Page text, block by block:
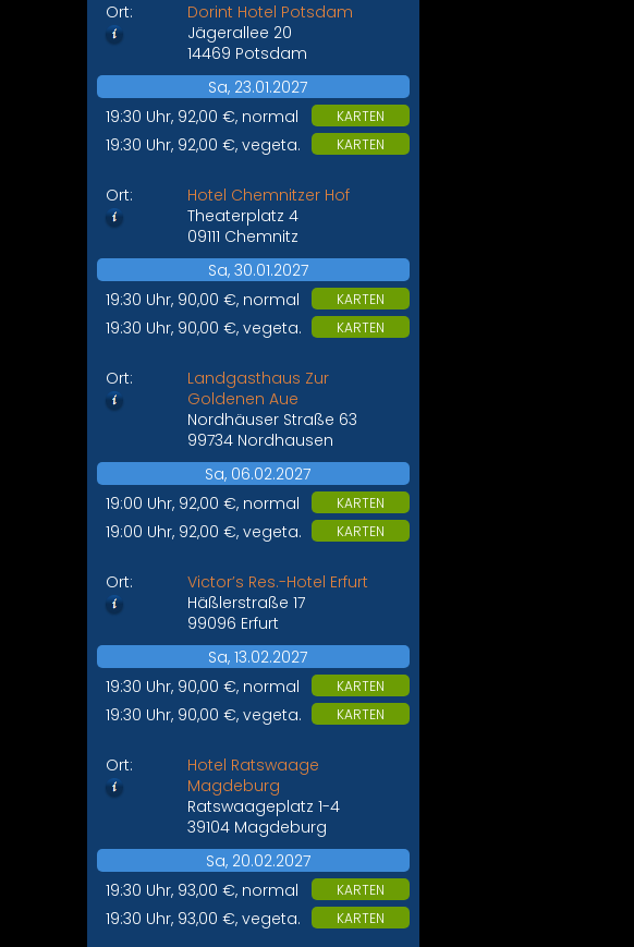
Ort:
Dorint Hotel Potsdam
Jägerallee 20
14469 Potsdam
Sa, 23.01.2027
19:30 Uhr, 92,00 €, normal
KARTEN
19:30 Uhr, 92,00 €, vegeta. KARTEN
Ort:
Hotel Chemnitzer Hof
Theaterplatz 4
09111 Chemnitz
Sa, 30.01.2027
19:30 Uhr, 90,00 €, normal
KARTEN
19:30 Uhr, 90,00 €, vegeta. KARTEN
Ort:
Landgasthaus Zur
Goldenen Aue
Nordhäuser Straße 63
99734 Nordhausen
Sa, 06.02.2027
19:00 Uhr, 92,00 €, normal
KARTEN
19:00 Uhr, 92,00 €, vegeta. KARTEN
Ort:
Victor’s Res.-Hotel Erfurt
Häßlerstraße 17
99096 Erfurt
Sa, 13.02.2027
19:30 Uhr, 90,00 €, normal
KARTEN
19:30 Uhr, 90,00 €, vegeta. KARTEN
Ort:
Hotel Ratswaage
Magdeburg
Ratswaageplatz 1-4
39104 Magdeburg
Sa, 20.02.2027
19:30 Uhr, 93,00 €, normal
KARTEN
19:30 Uhr, 93,00 €, vegeta. KARTEN